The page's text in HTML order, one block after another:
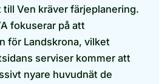
Ven kräver färjeplanering.
fokuserar på att
för Landskrona, vilket
serviser kommer att
nyare huvudnät de